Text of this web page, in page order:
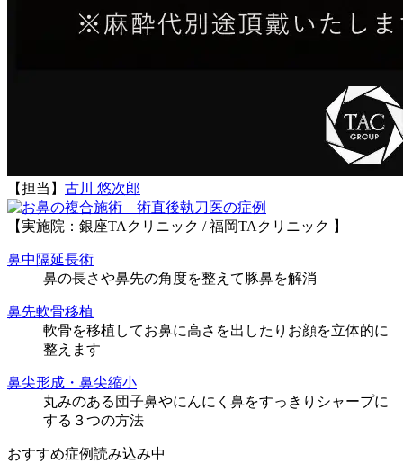
【担当】 古川 悠次郎
執刀医の症例
【実施院：銀座TAクリニック / 福岡TAクリニック 】
鼻中隔延長術
鼻の長さや鼻先の角度を整えて豚鼻を解消
鼻先軟骨移植
軟骨を移植してお鼻に高さを出したりお顔を立体的に
整えます
鼻尖形成・鼻尖縮小
丸みのある団子鼻やにんにく鼻をすっきりシャープに
する３つの方法
おすすめ症例読み込み中